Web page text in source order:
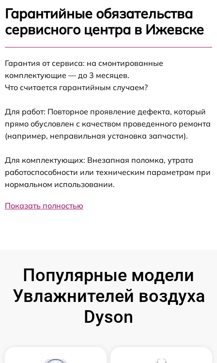
Гарантийные обязательства
сервисного центра в Ижевске
Гарантия от сервиса: на смонтированные
комплектующие — до 3 месяцев.
Что считается гарантийным случаем?
Для работ: Повторное проявление дефекта, который
прямо обусловлен с качеством проведенного ремонта
(например, неправильная установка запчасти).
Для комплектующих: Внезапная поломка, утрата
работоспособности или техническим параметрам при
нормальном использовании.
Показать полностью
Популярные модели
Увлажнителей воздуха
Dyson